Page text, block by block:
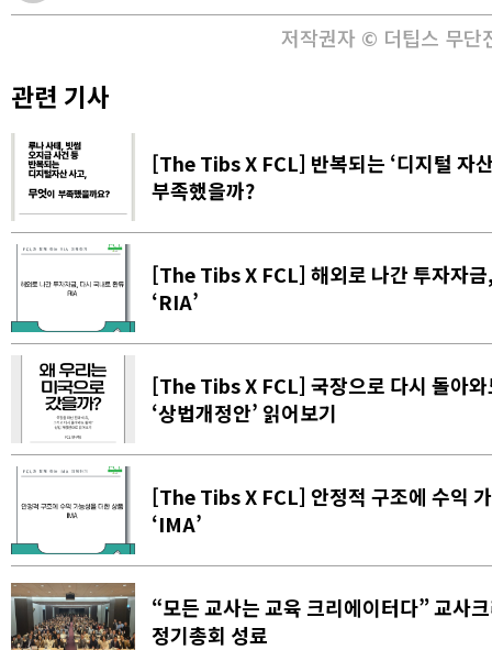
저작권자 © 더팁스 무단
관련 기사
[The Tibs X FCL] 반복되는 ‘디지털 자
부족했을까?
[The Tibs X FCL] 해외로 나간 투자자
‘RIA’
[The Tibs X FCL] 국장으로 다시 돌아와
‘상법개정안’ 읽어보기
[The Tibs X FCL] 안정적 구조에 수익
‘IMA’
“모든 교사는 교육 크리에이터다” 교사
정기총회 성료